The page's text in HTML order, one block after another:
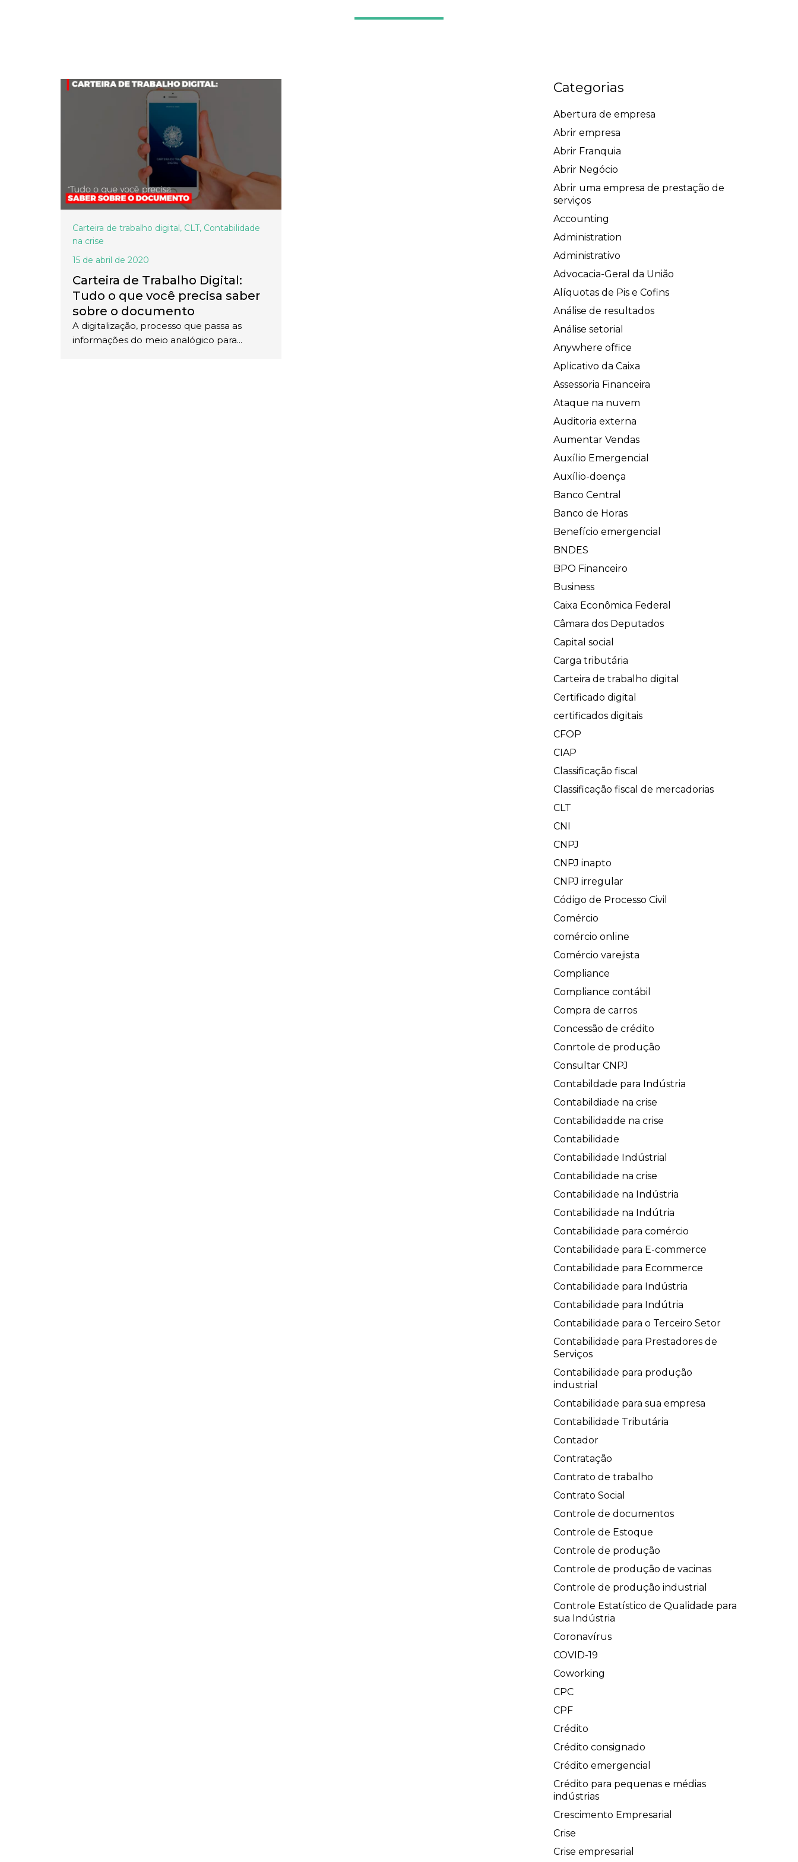
Carteira de trabalho digital , CLT, Contabilidade
na crise
15 de abril de 2020
Carteira de Trabalho Digital:
Tudo o que você precisa saber
sobre o documento
A digitalização, processo que passa as
informações do meio analógico para...
Categorias
Abertura de empresa
Abrir empresa
Abrir Franquia
Abrir Negócio
Abrir uma empresa de prestação de
serviços
Accounting
Administration
Administrativo
Advocacia-Geral da União
Alíquotas de Pis e Cofins
Análise de resultados
Análise setorial
Anywhere office
Aplicativo da Caixa
Assessoria Financeira
Ataque na nuvem
Auditoria externa
Aumentar Vendas
Auxílio Emergencial
Auxílio-doença
Banco Central
Banco de Horas
Benefício emergencial
BNDES
BPO Financeiro
Business
Caixa Econômica Federal
Câmara dos Deputados
Capital social
Carga tributária
Carteira de trabalho digital
Certificado digital
certificados digitais
CFOP
CIAP
Classificação fiscal
Classificação fiscal de mercadorias
CLT
CNI
CNPJ
CNPJ inapto
CNPJ irregular
Código de Processo Civil
Comércio
comércio online
Comércio varejista
Compliance
Compliance contábil
Compra de carros
Concessão de crédito
Conrtole de produção
Consultar CNPJ
Contabildade para Indústria
Contabildiade na crise
Contabilidadde na crise
Contabilidade
Contabilidade Indústrial
Contabilidade na crise
Contabilidade na Indústria
Contabilidade na Indútria
Contabilidade para comércio
Contabilidade para E-commerce
Contabilidade para Ecommerce
Contabilidade para Indústria
Contabilidade para Indútria
Contabilidade para o Terceiro Setor
Contabilidade para Prestadores de
Serviços
Contabilidade para produção
industrial
Contabilidade para sua empresa
Contabilidade Tributária
Contador
Contratação
Contrato de trabalho
Contrato Social
Controle de documentos
Controle de Estoque
Controle de produção
Controle de produção de vacinas
Controle de produção industrial
Controle Estatístico de Qualidade para
sua Indústria
Coronavírus
COVID-19
Coworking
CPC
CPF
Crédito
Crédito consignado
Crédito emergencial
Crédito para pequenas e médias
indústrias
Crescimento Empresarial
Crise
Crise empresarial